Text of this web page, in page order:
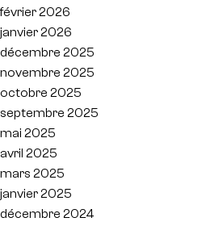
février 2026
janvier 2026
décembre 2025
novembre 2025
octobre 2025
septembre 2025
mai 2025
avril 2025
mars 2025
janvier 2025
décembre 2024